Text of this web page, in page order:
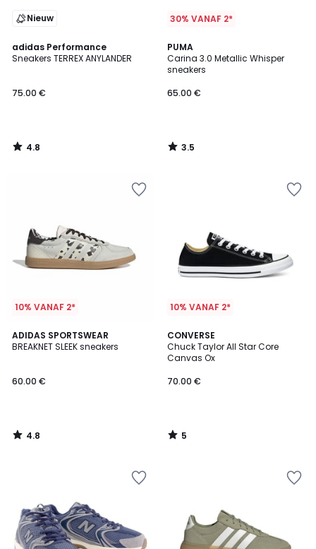
Nieuw
adidas Performance
Sneakers TERREX ANYLANDER
75.00 €
4.8
/ 5
4.8
/
30% VANAF 2*
PUMA
Carina 3.0 Metallic Whisper
sneakers
65.00 €
3.5
/ 5
3.5
/
10% VANAF 2*
ADIDAS SPORTSWEAR
BREAKNET SLEEK sneakers
60.00 €
4.8
/ 5
4.8
/
10% VANAF 2*
CONVERSE
Chuck Taylor All Star Core
Canvas Ox
70.00 €
5
/
5
5
/